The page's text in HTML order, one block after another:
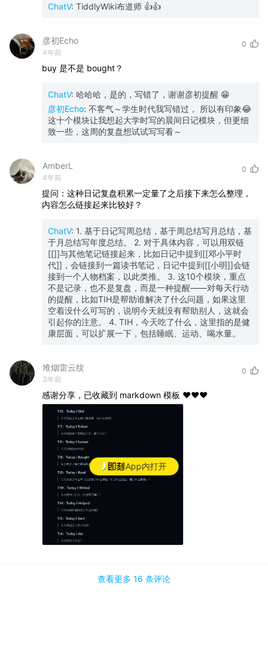
App内打开
ChatV: TiddlyWiki布道师 👍👍
彦初Echo
4年前
0
buy 是不是 bought？
ChatV: 哈哈哈，是的，写错了，谢谢彦初提醒 😁
彦初Echo: 不客气～学生时代我写错过， 所以有印象😂
这十个模块让我想起大学时写的晨间日记模块，但更细
致一些，这周的复盘想试试写写看～
AmberL
4年前
0
提问：这种日记复盘积累一定量了之后接下来怎么整理，
内容怎么链接起来比较好？
ChatV: 1. 基于日记写周总结，基于周总结写月总结，基
于月总结写年度总结。 2. 对于具体内容，可以用双链
[[]]与其他笔记链接起来，比如日记中提到[[邓小平时
代]]，会链接到一篇读书笔记，日记中提到[[小明]]会链
接到一个人物档案，以此类推。 3. 这10个模块，重点
不是记录，也不是复盘，而是一种提醒——对每天行动
的提醒，比如TIH是帮助谁解决了什么问题，如果这里
空着没什么可写的，说明今天就没有帮助别人，这就会
引起你的注意。 4. TIH，今天吃了什么，这里指的是健
康层面，可以扩展一下，包括睡眠、运动、喝水量。
堆烟雷云纹
3年前
0
感谢分享，已收藏到 markdown 模板 ❤️❤️❤️
查看更多 16 条评论